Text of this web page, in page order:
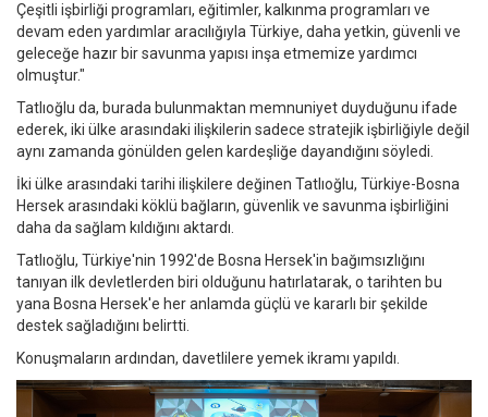
Çeşitli işbirliği programları, eğitimler, kalkınma programları ve
devam eden yardımlar aracılığıyla Türkiye, daha yetkin, güvenli ve
geleceğe hazır bir savunma yapısı inşa etmemize yardımcı
olmuştur."
Tatlıoğlu da, burada bulunmaktan memnuniyet duyduğunu ifade
ederek, iki ülke arasındaki ilişkilerin sadece stratejik işbirliğiyle değil
aynı zamanda gönülden gelen kardeşliğe dayandığını söyledi.
İki ülke arasındaki tarihi ilişkilere değinen Tatlıoğlu, Türkiye-Bosna
Hersek arasındaki köklü bağların, güvenlik ve savunma işbirliğini
daha da sağlam kıldığını aktardı.
Tatlıoğlu, Türkiye'nin 1992'de Bosna Hersek'in bağımsızlığını
tanıyan ilk devletlerden biri olduğunu hatırlatarak, o tarihten bu
yana Bosna Hersek'e her anlamda güçlü ve kararlı bir şekilde
destek sağladığını belirtti.
Konuşmaların ardından, davetlilere yemek ikramı yapıldı.